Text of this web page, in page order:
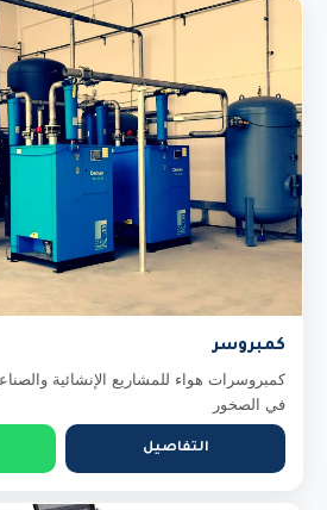
كمبروسر
كمبروسرات هواء للمشاريع الإنشائية
في الصخور
التفاصيل